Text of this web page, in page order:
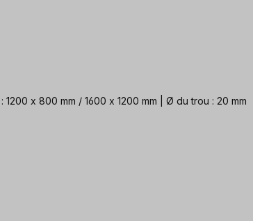
faces Pivotant | Dimensions de la table : 1200 x 800 mm / 1600 x 1200 mm | Ø du trou : 20 mm